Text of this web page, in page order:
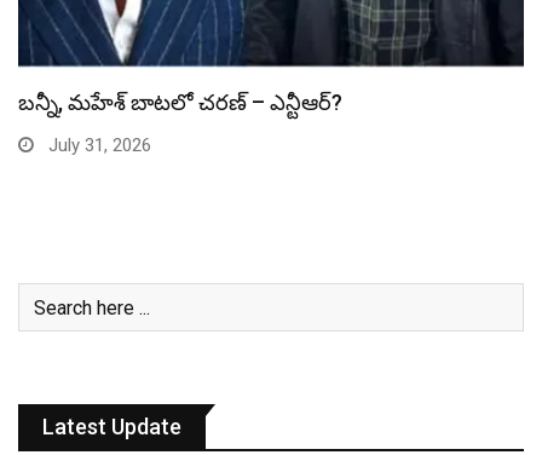
స్పైడర్ మ్యాన్ బాక్సాఫీస్ రికార్డు బద్దలు
July 31, 2026
Latest Update